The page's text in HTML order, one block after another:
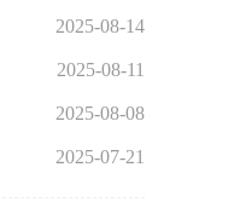
2025-08-14
2025-08-11
2025-08-08
2025-07-21